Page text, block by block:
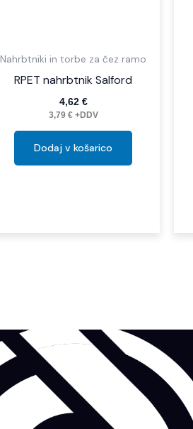
Nahrbtniki in torbe za čez ramo
RPET nahrbtnik Salford
4,62 €
3,79 €+DDV
Dodaj v košarico